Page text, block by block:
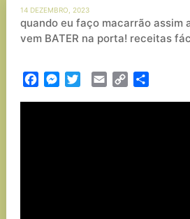
14 DEZEMBRO, 2023
quando eu faço macarrão assim
vem BATER na porta! receitas
FacebookMessenger
TwitterEmail Copy